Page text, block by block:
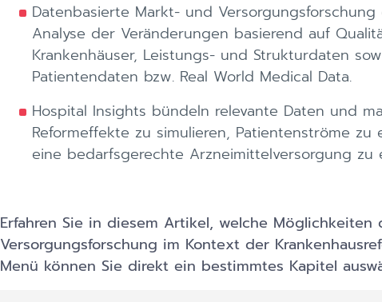
Datenbasierte Markt- und
Analyse der Veränderungen basierend auf
Krankenhäuser, Leistungs- und Strukturdaten
Patientendaten bzw. Real World Medical Data.
Hospital Insights bündeln relevante Daten und
Reformeffekte zu simulieren, Patientenströme
eine bedarfsgerechte Arzneimittelversorgung zu
Erfahren Sie in diesem Artikel, welche
Versorgungsforschung im Kontext der
Menü können Sie direkt ein bestimmtes Kapitel